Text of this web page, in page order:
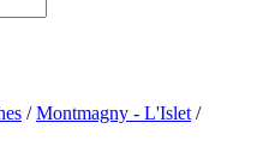
/Montmagny - L'Islet /